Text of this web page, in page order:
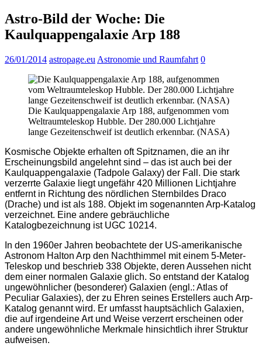
Astro-Bild der Woche: Die
Kaulquappengalaxie Arp 188
26/01/2014 astropage.eu Astronomie und Raumfahrt 0
Die Kaulquappengalaxie Arp 188, aufgenommen vom
Weltraumteleskop Hubble. Der 280.000 Lichtjahre
lange Gezeitenschweif ist deutlich erkennbar. (NASA)
Kosmische Objekte erhalten oft Spitznamen, die an ihr
Erscheinungsbild angelehnt sind – das ist auch bei der
Kaulquappengalaxie (Tadpole Galaxy) der Fall. Die stark
verzerrte Galaxie liegt ungefähr 420 Millionen Lichtjahre
entfernt in Richtung des nördlichen Sternbildes Draco
(Drache) und ist als 188. Objekt im sogenannten Arp-Katalog
verzeichnet. Eine andere gebräuchliche
Katalogbezeichnung ist UGC 10214.
In den 1960er Jahren beobachtete der US-amerikanische
Astronom Halton Arp den Nachthimmel mit einem 5-Meter-
Teleskop und beschrieb 338 Objekte, deren Aussehen nicht
dem einer normalen Galaxie glich. So entstand der Katalog
ungewöhnlicher (besonderer) Galaxien (engl.: Atlas of
Peculiar Galaxies), der zu Ehren seines Erstellers auch Arp-
Katalog genannt wird. Er umfasst hauptsächlich Galaxien,
die auf irgendeine Art und Weise verzerrt erscheinen oder
andere ungewöhnliche Merkmale hinsichtlich ihrer Struktur
aufweisen.